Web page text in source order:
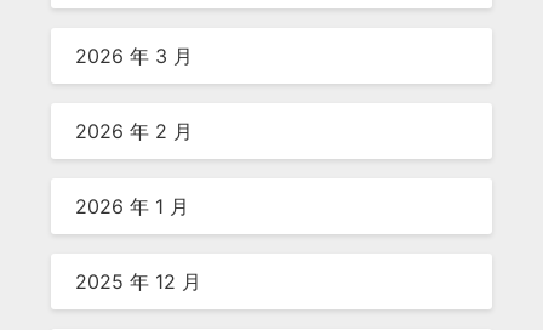
2026 年 3 月
2026 年 2 月
2026 年 1 月
2025 年 12 月